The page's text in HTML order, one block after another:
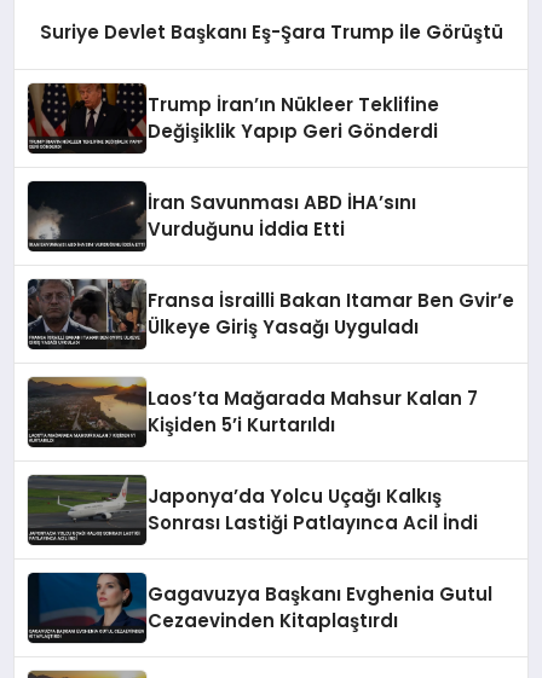
Suriye Devlet Başkanı Eş-Şara Trump ile Görüştü
Trump İran’ın Nükleer Teklifine
Değişiklik Yapıp Geri Gönderdi
İran Savunması ABD İHA’sını
Vurduğunu İddia Etti
Fransa İsrailli Bakan Itamar Ben Gvir’e
Ülkeye Giriş Yasağı Uyguladı
Laos’ta Mağarada Mahsur Kalan 7
Kişiden 5’i Kurtarıldı
Japonya’da Yolcu Uçağı Kalkış
Sonrası Lastiği Patlayınca Acil İndi
Gagavuzya Başkanı Evghenia Gutul
Cezaevinden Kitaplaştırdı